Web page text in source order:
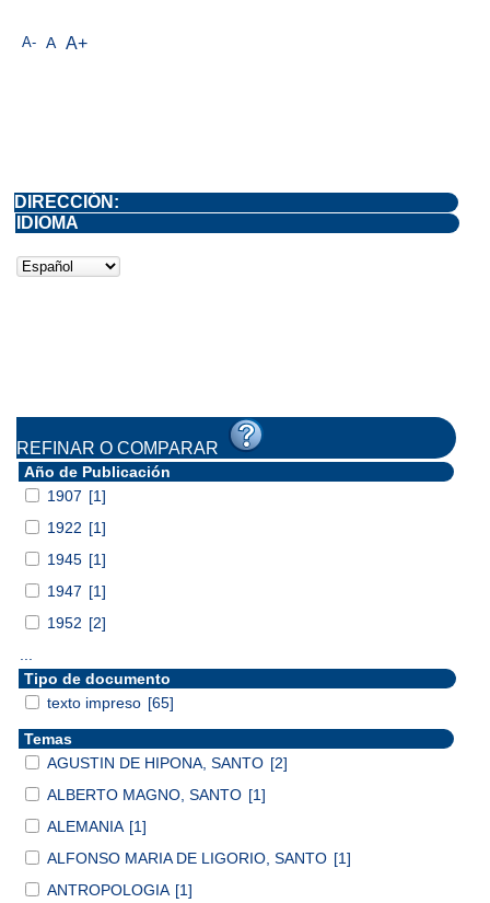
A- A A+
DIRECCIÓN:
IDIOMA
REFINAR O COMPARAR
Año de Publicación
1907 [1]
1922 [1]
1945 [1]
1947 [1]
1952 [2]
Tipo de documento
texto impreso [65]
Temas
AGUSTIN DE HIPONA, SANTO [2]
ALBERTO MAGNO, SANTO [1]
ALEMANIA [1]
ALFONSO MARIA DE LIGORIO, SANTO [1]
ANTROPOLOGIA [1]